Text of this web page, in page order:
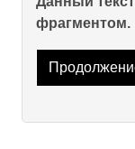
фрагментом.